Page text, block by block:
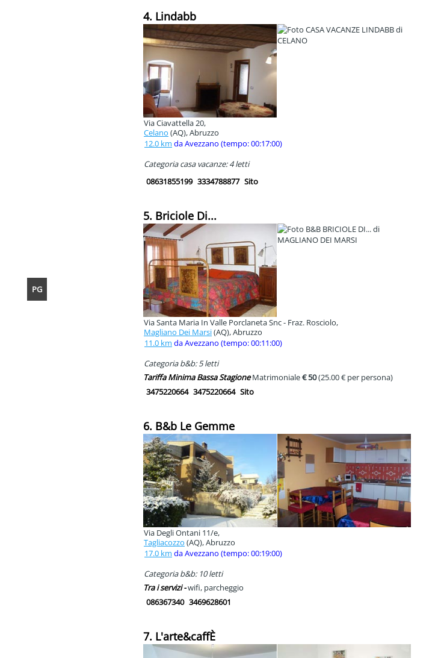
PG
4. Lindabb
Via Ciavattella 20,
Celano (AQ), Abruzzo
12.0 km da Avezzano (tempo: 00:17:00)
Categoria casa vacanze: 4 letti
08631855199 3334788877 Sito
5. Briciole Di...
Via Santa Maria In Valle Porclaneta Snc - Fraz. Rosciolo,
Magliano Dei Marsi(AQ), Abruzzo
11.0 km da Avezzano (tempo: 00:11:00)
Categoria b&b: 5 letti
Tariffa Minima Bassa StagioneMatrimoniale€ 50(25.00 € per persona)
3475220664 3475220664 Sito
6. B&b Le Gemme
Via Degli Ontani 11/e,
Tagliacozzo (AQ), Abruzzo
17.0 km da Avezzano (tempo: 00:19:00)
Categoria b&b: 10 letti
Tra i servizi -wifi, parcheggio
086367340 3469628601
7. L'arte&caffÈ